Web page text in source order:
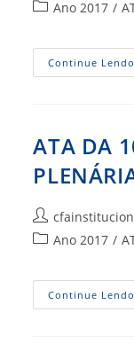
Categoria
post:
Ano 2017 /
Continue Lendo
ATA DA
Autor
do
Categoria
post:
Ano 2017 /
Continue Lendo